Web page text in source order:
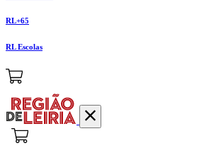
RL+65
RL Escolas